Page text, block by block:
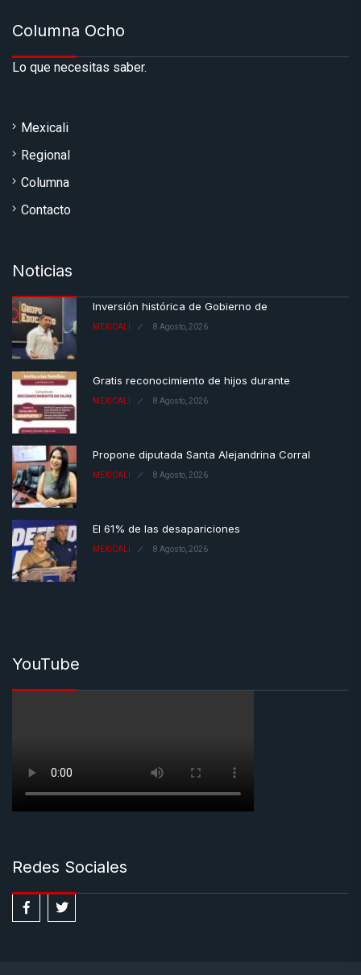
Columna Ocho
Lo que necesitas saber.
Mexicali
Regional
Columna
Contacto
Noticias
Inversión histórica de Gobierno de
MEXICALI 8 Agosto, 2026
Gratis reconocimiento de hijos durante
MEXICALI 8 Agosto, 2026
Propone diputada Santa Alejandrina Corral
MEXICALI 8 Agosto, 2026
El 61% de las desapariciones
MEXICALI 8 Agosto, 2026
YouTube
Redes Sociales